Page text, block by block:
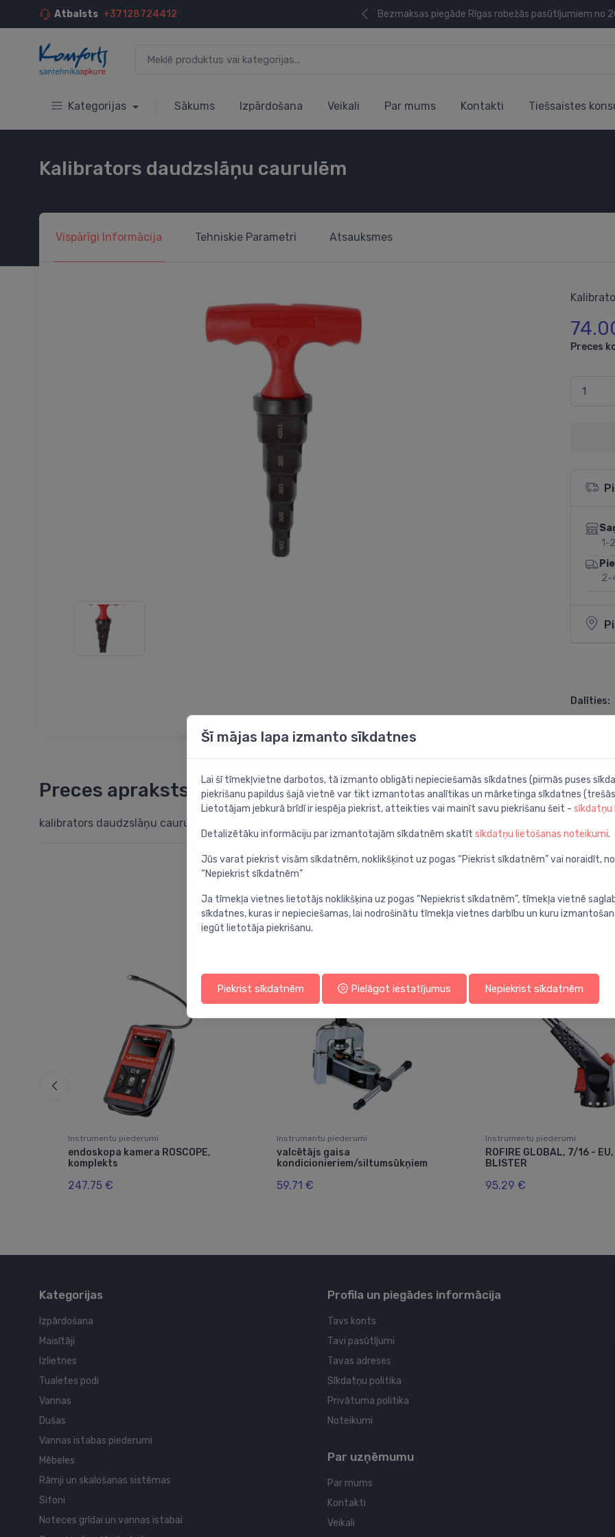
Atbalsts +37128724412 Bezmaksas piegāde Rīgas robežās pasūtījumiem no
Kategorijas Sākums Izpārdošana Veikali Par mums Kontakti Tiešsaistes
Kalibrators daudzslāņu caurulēm
Vispārīgi Informācija Tehniskie Parametri Atsauksmes
Preces
1-
2-
Dalīties:
Preces apraksts
kalibrators daudzslāņu caurulēm
Jums varētu arī interesēt
Instrumentu piederumi
endoskopa kamera ROSCOPE,
komplekts
247.75 €
Instrumentu piederumi
valcētājs gaisa
kondicionieriem/siltumsūkņiem
59.71 €
Instrumentu piederumi
ROFIRE GLOBAL, 7/16 - EU,
BLISTER
95.29 €
Kategorijas
Izpārdošana
Maisītāji
Izlietnes
Tualetes podi
Vannas
Dušas
Vannas istabas piederumi
Mēbeles
Rāmji un skalošanas sistēmas
Sifoni
Noteces grīdai un vannas istabai
Profila un piegādes informācija
Tavs konts
Tavi pasūtījumi
Tavas adreses
Sīkdatņu politika
Privātuma politika
Noteikumi
Par uzņēmumu
Par mums
Kontakti
Veikali
Šī mājas lapa izmanto sīkdatnes
Lai šī tīmekļvietne darbotos, tā izmanto obligāti nepieciešamās sīkdatnes (pirmās puses
piekrišanu papildus šajā vietnē var tikt izmantotas analītikas un mārketinga sīkdatnes
Lietotājam jebkurā brīdī ir iespēja piekrist, atteikties vai mainīt savu piekrišanu šeit - sīkdatņu
Detalizētāku informāciju par izmantotajām sīkdatnēm skatīt sīkdatņu lietošanas noteikumi.
Jūs varat piekrist visām sīkdatnēm, noklikšķinot uz pogas “Piekrist sīkdatnēm” vai noraidīt,
“Nepiekrist sīkdatnēm”
Ja tīmekļa vietnes lietotājs noklikšķina uz pogas “Nepiekrist sīkdatnēm”, tīmekļa vietnē
sīkdatnes, kuras ir nepieciešamas, lai nodrošinātu tīmekļa vietnes darbību un kuru
iegūt lietotāja piekrišanu.
Piekrist sīkdatnēm Pielāgot iestatījumus Nepiekrist sīkdatnēm